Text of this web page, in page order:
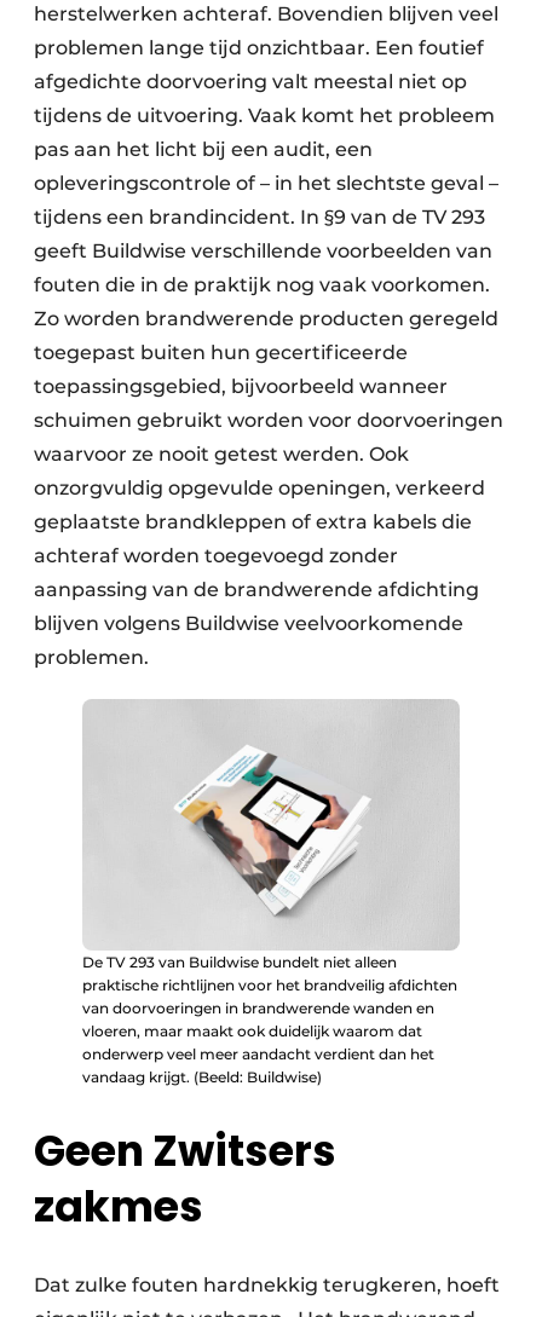
herstelwerken achteraf. Bovendien blijven veel
problemen lange tijd onzichtbaar. Een foutief
afgedichte doorvoering valt meestal niet op
tijdens de uitvoering. Vaak komt het probleem
pas aan het licht bij een audit, een
opleveringscontrole of – in het slechtste geval –
tijdens een brandincident. In §9 van de TV 293
geeft Buildwise verschillende voorbeelden van
fouten die in de praktijk nog vaak voorkomen.
Zo worden brandwerende producten geregeld
toegepast buiten hun gecertificeerde
toepassingsgebied, bijvoorbeeld wanneer
schuimen gebruikt worden voor doorvoeringen
waarvoor ze nooit getest werden. Ook
onzorgvuldig opgevulde openingen, verkeerd
geplaatste brandkleppen of extra kabels die
achteraf worden toegevoegd zonder
aanpassing van de brandwerende afdichting
blijven volgens Buildwise veelvoorkomende
problemen.
De TV 293 van Buildwise bundelt niet alleen
praktische richtlijnen voor het brandveilig afdichten
van doorvoeringen in brandwerende wanden en
vloeren, maar maakt ook duidelijk waarom dat
onderwerp veel meer aandacht verdient dan het
vandaag krijgt. (Beeld: Buildwise)
Geen Zwitsers
zakmes
Dat zulke fouten hardnekkig terugkeren, hoeft